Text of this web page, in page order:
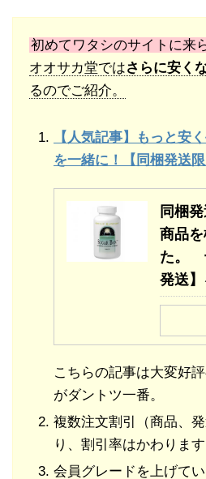
初めてワタシのサイトに来
オオサカ堂ではさらに安く
るのでご紹介。
【人気記事】もっと安
を一緒に！【同梱発送限
同梱
商品
た。
発送】
こちらの記事は大変好
がダントツ一番。
複数注文割引（商品、
り、割引率はかわります
会員グレードを上げて